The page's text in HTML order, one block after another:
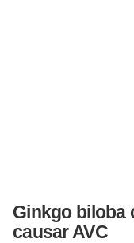
Ginkgo biloba
causar AVC